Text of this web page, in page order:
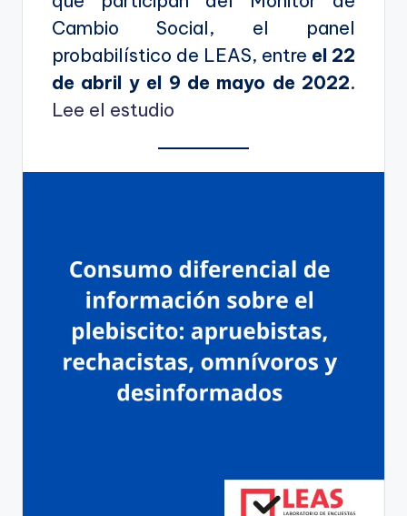
Cambio Social, el panel
probabilístico de LEAS, entre el 22
de abril y el 9 de mayo de 2022.
Lee el estudio